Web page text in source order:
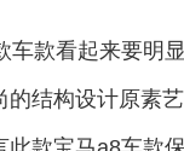
车款看起来要明
结构设计原素